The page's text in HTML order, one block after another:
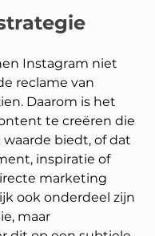
Instagram niet
reclame van
Daarom is het
te creëren die
biedt, of dat
inspiratie of
marketing
ook onderdeel zijn
maar